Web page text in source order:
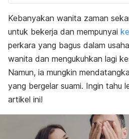
Kebanyakan wanita zaman
untuk bekerja dan mempunyai
perkara yang bagus dalam
wanita dan mengukuhkan lagi
Namun, ia mungkin
yang bergelar suami. Ingin tahu
artikel ini!